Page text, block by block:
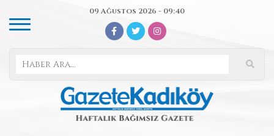
09 Ağustos 2026 - 09:40